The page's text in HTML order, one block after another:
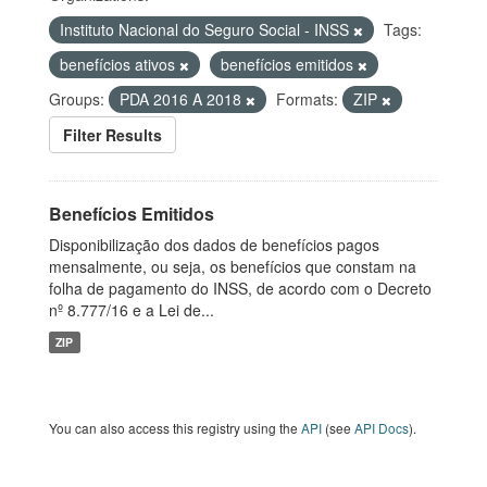
Instituto Nacional do Seguro Social - INSS
Tags:
benefícios ativos
benefícios emitidos
Groups:
PDA 2016 A 2018 Formats:
ZIP
Filter Results
Benefícios Emitidos
Disponibilização dos dados de benefícios pagos
mensalmente, ou seja, os benefícios que constam na
folha de pagamento do INSS, de acordo com o Decreto
nº 8.777/16 e a Lei de...
ZIP
You can also access this registry using the API (see API Docs).